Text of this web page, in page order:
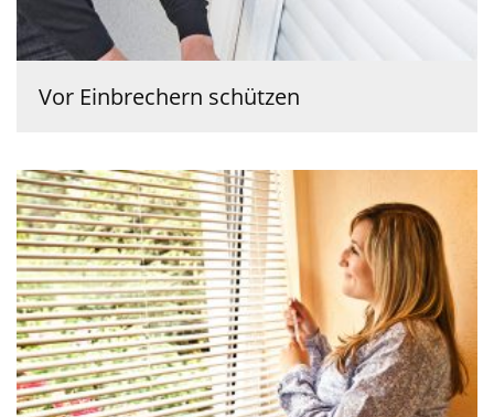
Vor Einbrechern schützen